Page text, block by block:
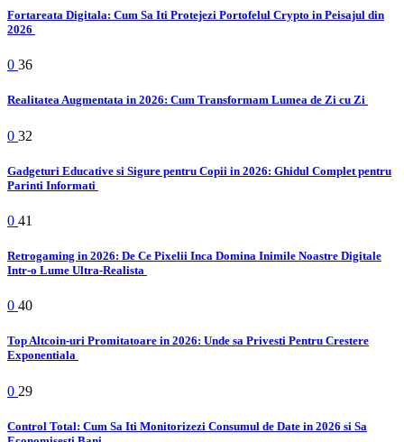
Fortareata Digitala: Cum Sa Iti Protejezi Portofelul Crypto in Peisajul din
2026
0 36
Realitatea Augmentata in 2026: Cum Transformam Lumea de Zi cu Zi
0 32
Gadgeturi Educative si Sigure pentru Copii in 2026: Ghidul Complet pentru
Parinti Informati
0 41
Retrogaming in 2026: De Ce Pixelii Inca Domina Inimile Noastre Digitale
Intr-o Lume Ultra-Realista
0 40
Top Altcoin-uri Promitatoare in 2026: Unde sa Privesti Pentru Crestere
Exponentiala
0 29
Control Total: Cum Sa Iti Monitorizezi Consumul de Date in 2026 si Sa